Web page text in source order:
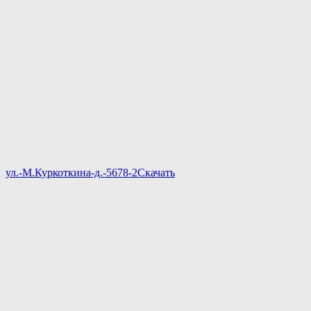
ул.-М.Куркоткина-д.-5678-2Скачать